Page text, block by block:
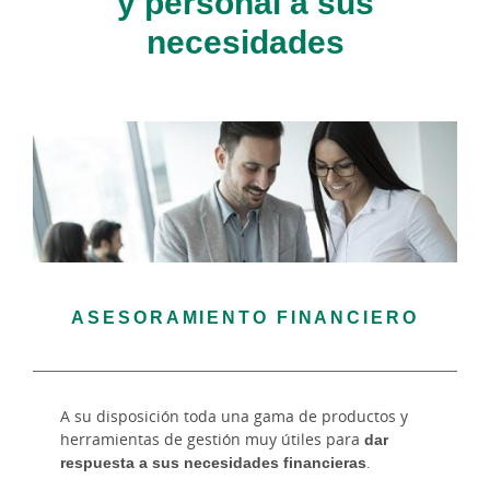
necesidades
ASESORAMIENTO FINANCIERO
A su disposición toda una gama de productos y
herramientas de gestión muy útiles para dar
respuesta a sus necesidades financieras.